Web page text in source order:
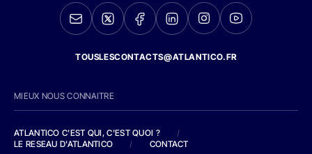
TOUSLESCONTACTS@ATLANTICO.FR
MIEUX NOUS CONNAITRE
ATLANTICO C'EST QUI, C'EST QUOI ?
/
LE RESEAU D'ATLANTICO
/ CONTACT